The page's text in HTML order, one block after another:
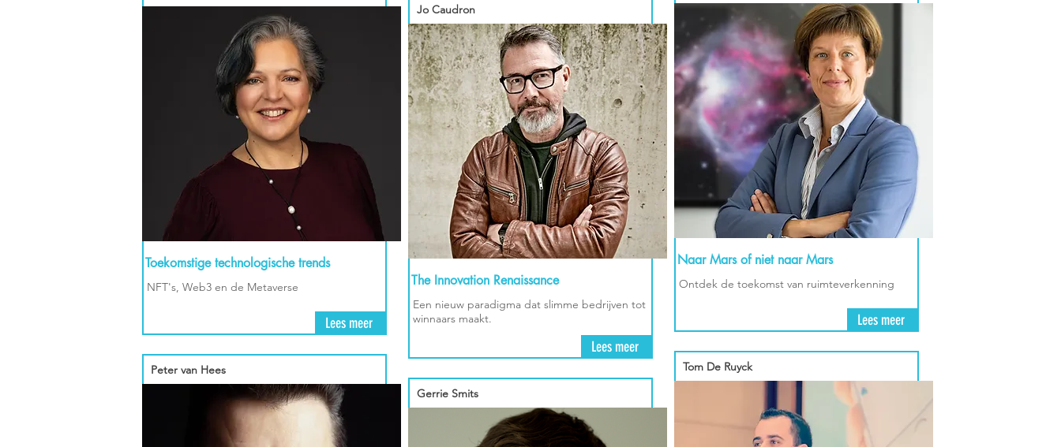
Toekomstige technologische trends
NFT's, Web3 en de Metaverse
Lees meer
Peter van Hees
Jo Caudron
The Innovation Renaissance
Een nieuw paradigma dat slimme bedrijven tot
winnaars maakt.
Lees meer
Gerrie Smits
Naar Mars of niet naar Mars
Ontdek de toekomst van ruimteverkenning
Lees meer
Tom De Ruyck